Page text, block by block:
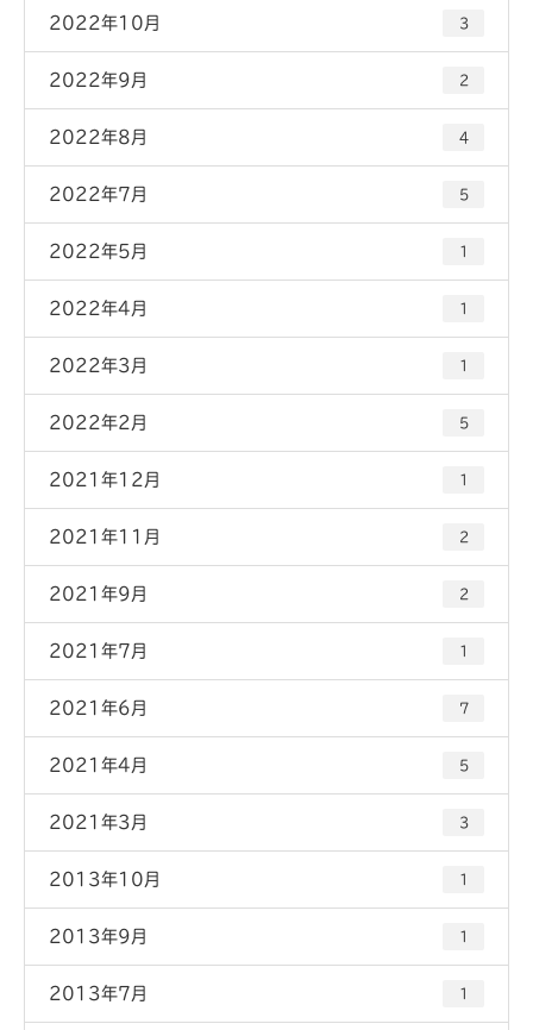
2022年10月 3
2022年9月 2
2022年8月 4
2022年7月 5
2022年5月 1
2022年4月 1
2022年3月 1
2022年2月 5
2021年12月 1
2021年11月 2
2021年9月 2
2021年7月 1
2021年6月 7
2021年4月 5
2021年3月 3
2013年10月 1
2013年9月 1
2013年7月 1